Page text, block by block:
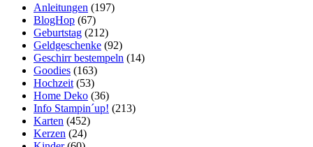
Anleitungen (197)
BlogHop (67)
Geburtstag (212)
Geldgeschenke (92)
Geschirr bestempeln (14)
Goodies (163)
Hochzeit (53)
Home Deko (36)
Info Stampin´up! (213)
Karten (452)
Kerzen (24)